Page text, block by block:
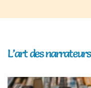
L’art des narrateurs